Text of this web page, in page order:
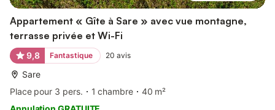
Appartement « Gîte à Sare » avec vue montagne,
terrasse privée et Wi-Fi
9,8 Fantastique 20 avis
Sare
Place pour 3 pers.
1 chambre
40 m²